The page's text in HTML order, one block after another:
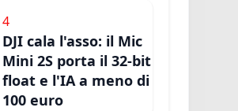
4
DJI cala l'asso: il Mic
Mini 2S porta il 32-bit
float e l'IA a meno di
100 euro